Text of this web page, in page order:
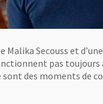
Secouss et
pas toujours
sont des moments de